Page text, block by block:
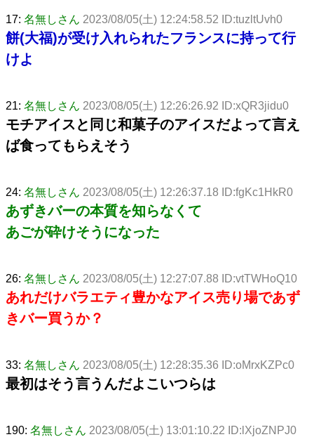
17: 名無しさん 2023/08/05(土) 12:24:58.52 ID:tuzltUvh0
餅(大福)が受け入れられたフランスに持って行
けよ
21: 名無しさん 2023/08/05(土) 12:26:26.92 ID:xQR3jidu0
モチアイスと同じ和菓子のアイスだよって言え
ば食ってもらえそう
24: 名無しさん 2023/08/05(土) 12:26:37.18 ID:fgKc1HkR0
あずきバーの本質を知らなくて
あごが砕けそうになった
26: 名無しさん 2023/08/05(土) 12:27:07.88 ID:vtTWHoQ10
あれだけバラエティ豊かなアイス売り場であず
きバー買うか？
33: 名無しさん 2023/08/05(土) 12:28:35.36 ID:oMrxKZPc0
最初はそう言うんだよこいつらは
190: 名無しさん 2023/08/05(土) 13:01:10.22 ID:lXjoZNPJ0